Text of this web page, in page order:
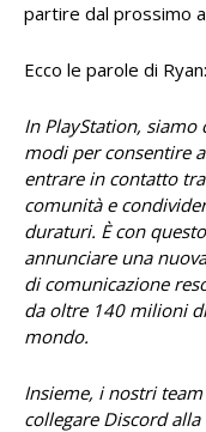
partire dal prossimo
Ecco le parole di Ryan:
In PlayStation,
modi per consentire
entrare in contatto
comunità e
duraturi. È con
annunciare una
di comunicazione
da oltre 140 milioni
mondo.
Insieme, i nostri
collegare Discord